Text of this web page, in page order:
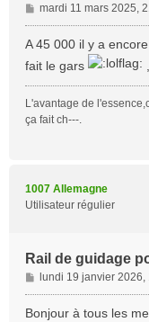
M
e
s
a
g
e
mardi 11 mars 2025,
A 45 000 il y a
fait le gars
L'avantage de
ça fait ch---.
1007 Allemagne
Utilisateur régulier
Rail de guidage
M
e
s
lundi 19 janvier 2026,
Bonjour à tous les